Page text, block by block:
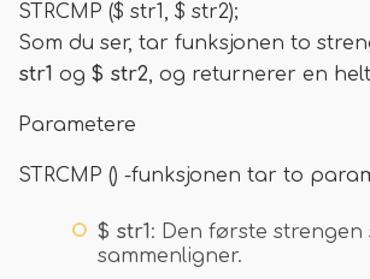
STRCMP ($ str1, $ str2);
Som du ser, tar funksjonen to
str1 og $ str2, og returnerer en
Parametere
STRCMP () -funksjonen tar to
$ str1 : Den første strengen
sammenligner.